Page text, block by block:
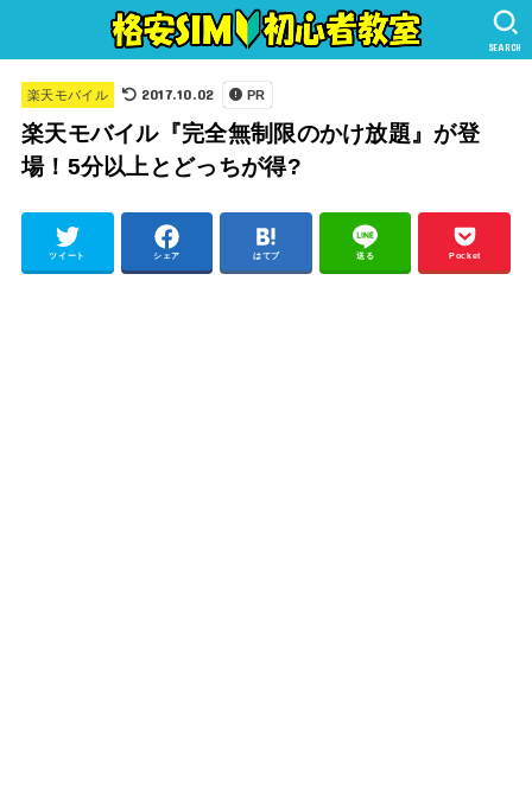
SEARCH
楽天モバイル 2017.10.02 PR
楽天モバイル『完全無制限のかけ放題』が登
場！5分以上とどっちが得?
ツイート シェア はてブ 送る Pocket